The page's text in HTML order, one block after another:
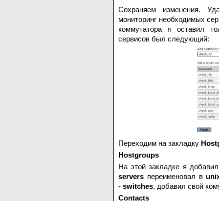
Сохраняем изменения.
мониторинг необходимых
коммутатора я оставил
сервисов был следующий:
Переходим на закладку
Hostgroups
На этой закладке я
servers переименовал в
- switches, добавил свой
Contacts